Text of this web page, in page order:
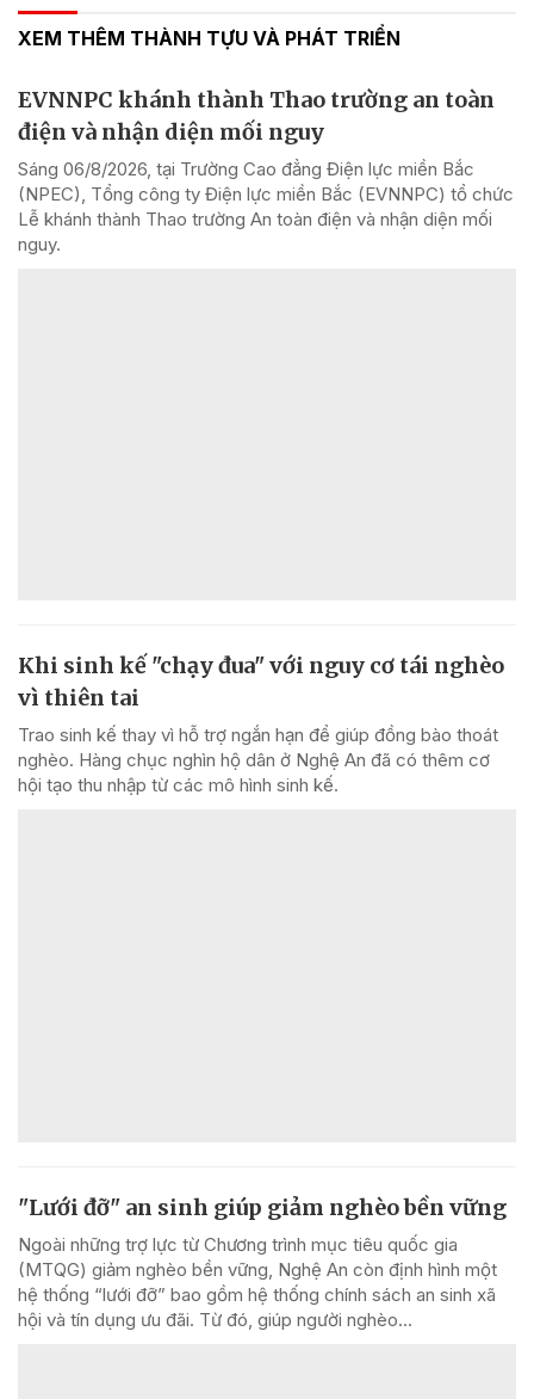
XEM THÊM THÀNH TỰU VÀ PHÁT TRIỂN
EVNNPC khánh thành Thao trường an toàn
điện và nhận diện mối nguy
Sáng 06/8/2026, tại Trường Cao đẳng Điện lực miền Bắc
(NPEC), Tổng công ty Điện lực miền Bắc (EVNNPC) tổ chức
Lễ khánh thành Thao trường An toàn điện và nhận diện mối
nguy.
Khi sinh kế "chạy đua" với nguy cơ tái nghèo
vì thiên tai
Trao sinh kế thay vì hỗ trợ ngắn hạn để giúp đồng bào thoát
nghèo. Hàng chục nghìn hộ dân ở Nghệ An đã có thêm cơ
hội tạo thu nhập từ các mô hình sinh kế.
"Lưới đỡ" an sinh giúp giảm nghèo bền vững
Ngoài những trợ lực từ Chương trình mục tiêu quốc gia
(MTQG) giảm nghèo bền vững, Nghệ An còn định hình một
hệ thống “lưới đỡ” bao gồm hệ thống chính sách an sinh xã
hội và tín dụng ưu đãi. Từ đó, giúp người nghèo...